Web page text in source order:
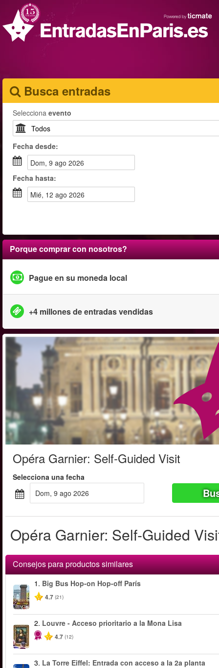
Busca entradas
Selecciona evento
Fecha desde:
dom, 9 ago 2026
Fecha hasta:
mié, 12 ago 2026
Porque comprar con nosotros?
Pague en su moneda local
+4 millones de entradas vendidas
Opéra Garnier: Self-Guided Visit
Selecciona una fecha
dom, 9 ago 2026
Opéra Garnier: Self-Guided
Consejos para productos similares
1. Big Bus Hop-on Hop-off París
4.7 (21)
2. Louvre - Acceso prioritario a la Mona Lisa
4.7 (12)
3. La Torre Eiffel: Entrada con acceso a la 2a planta